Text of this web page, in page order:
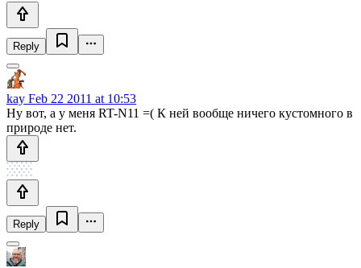
Reply
kay Feb 22 2011 at 10:53
Ну вот, а у меня RT-N11 =( К ней вообще ничего кустомного в
природе нет.
Reply